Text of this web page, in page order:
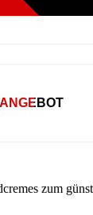
ANGEBOT
zum